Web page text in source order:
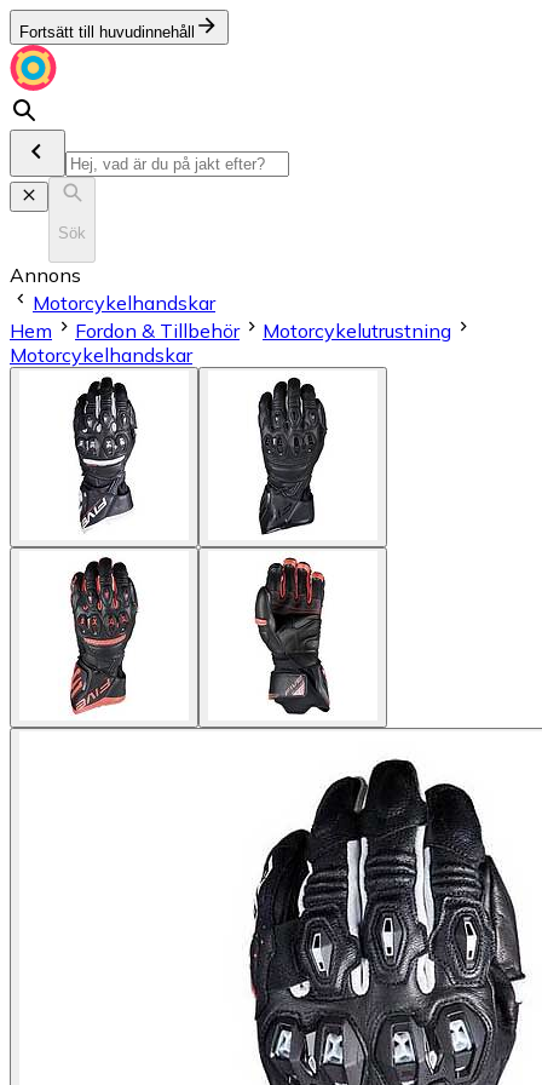
Fortsätt till huvudinnehåll
Sök
Annons
Motorcykelhandskar
Hem
Fordon & Tillbehör
Motorcykelutrustning
Motorcykelhandskar